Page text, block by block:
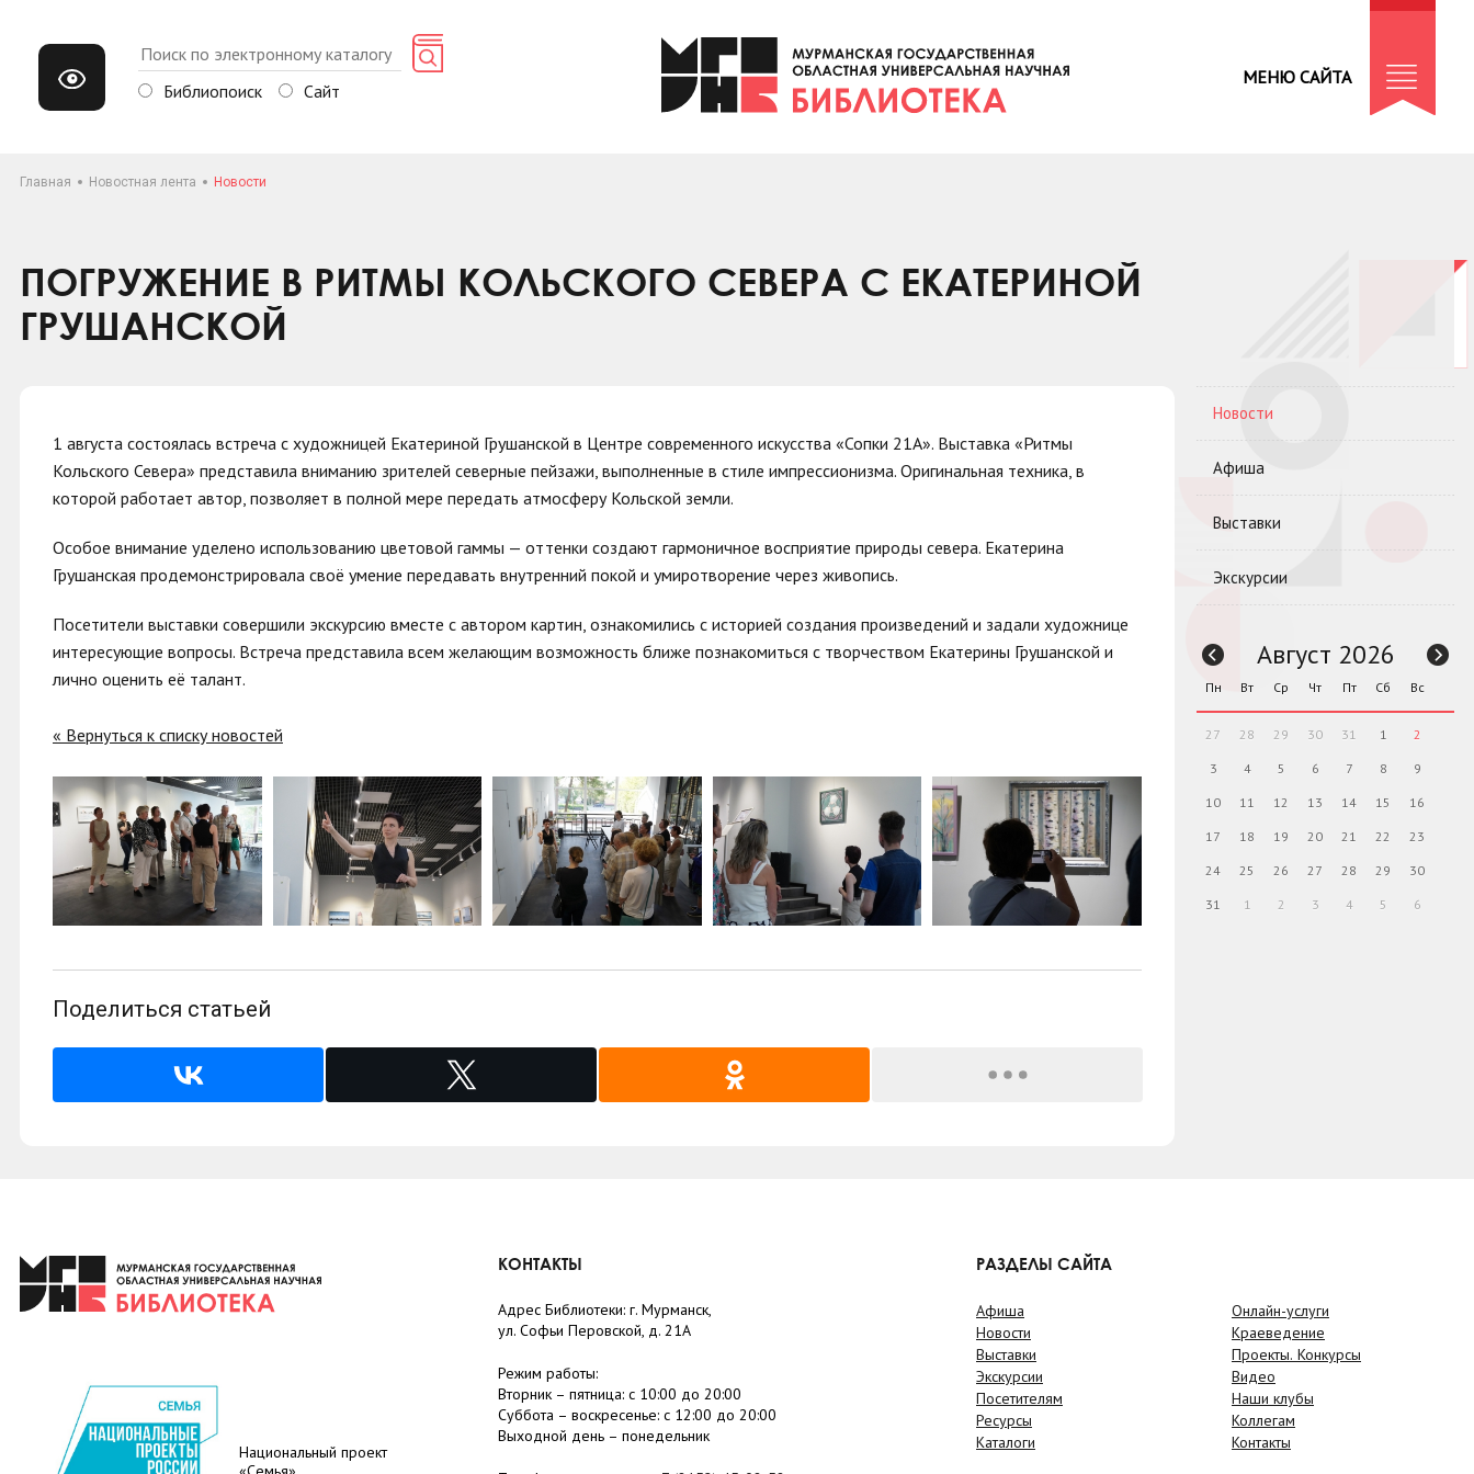
Библиопоиск Сайт
МЕНЮ САЙТА
Главная Новостная лента Новости
ПОГРУЖЕНИЕ В РИТМЫ КОЛЬСКОГО СЕВЕРА С ЕКАТЕРИНОЙ
ГРУШАНСКОЙ
1 августа состоялась встреча с художницей Екатериной Грушанской в Центре современного искусства «Сопки 21А». Выставка «Ритмы
Кольского Севера» представила вниманию зрителей северные пейзажи, выполненные в стиле импрессионизма. Оригинальная техника, в
которой работает автор, позволяет в полной мере передать атмосферу Кольской земли.
Особое внимание уделено использованию цветовой гаммы — оттенки создают гармоничное восприятие природы севера. Екатерина
Грушанская продемонстрировала своё умение передавать внутренний покой и умиротворение через живопись.
Посетители выставки совершили экскурсию вместе с автором картин, ознакомились с историей создания произведений и задали художнице
интересующие вопросы. Встреча представила всем желающим возможность ближе познакомиться с творчеством Екатерины Грушанской и
лично оценить её талант.
« Вернуться к списку новостей
Поделиться статьей
Новости
Афиша
Выставки
Экскурсии
Август 2026
Пн Вт Ср Чт Пт Сб Вс
27 28 29 30 31 1 2
3 4 5 6 7 8 9
10 11 12 13 14 15 16
17 18 19 20 21 22 23
24 25 26 27 28 29 30
31 1 2 3 4 5 6
Национальный проект
КОНТАКТЫ
Адрес Библиотеки: г. Мурманск,
ул. Софьи Перовской, д. 21А
Режим работы:
Вторник – пятница: с 10:00 до 20:00
Суббота – воскресенье: c 12:00 до 20:00
Выходной день – понедельник
РАЗДЕЛЫ САЙТА
Афиша
Новости
Выставки
Экскурсии
Посетителям
Ресурсы
Каталоги
Онлайн-услуги
Краеведение
Проекты. Конкурсы
Видео
Наши клубы
Коллегам
Контакты